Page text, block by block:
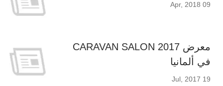
09 Apr, 2018
معرض CARAVAN SALON 2017
في ألمانيا
19 Jul, 2017